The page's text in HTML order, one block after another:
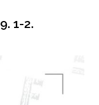
1-2.